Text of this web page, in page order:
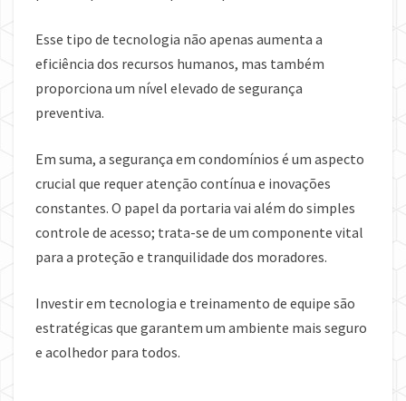
Esse tipo de tecnologia não apenas aumenta a
eficiência dos recursos humanos, mas também
proporciona um nível elevado de segurança
preventiva.
Em suma, a segurança em condomínios é um aspecto
crucial que requer atenção contínua e inovações
constantes. O papel da portaria vai além do simples
controle de acesso; trata-se de um componente vital
para a proteção e tranquilidade dos moradores.
Investir em tecnologia e treinamento de equipe são
estratégicas que garantem um ambiente mais seguro
e acolhedor para todos.